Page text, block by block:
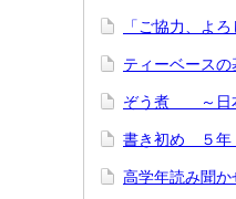
「ご協力、よ
ティーベース
ぞう煮 ～日
書き初め ５年
高学年読み聞